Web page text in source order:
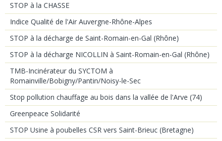
STOP à la CHASSE
Indice Qualité de l'Air Auvergne-Rhône-Alpes
STOP à la décharge de Saint-Romain-en-Gal (Rhône)
STOP à la décharge NICOLLIN à Saint-Romain-en-Gal (Rhône)
TMB-Incinérateur du SYCTOM à
Romainville/Bobigny/Pantin/Noisy-le-Sec
Stop pollution chauffage au bois dans la vallée de l'Arve (74)
Greenpeace Solidarité
STOP Usine à poubelles CSR vers Saint-Brieuc (Bretagne)